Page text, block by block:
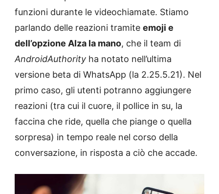
funzioni durante le videochiamate. Stiamo
parlando delle reazioni tramite emoji e
dell’opzione Alza la mano, che il team di
AndroidAuthority ha notato nell’ultima
versione beta di WhatsApp (la 2.25.5.21). Nel
primo caso, gli utenti potranno aggiungere
reazioni (tra cui il cuore, il pollice in su, la
faccina che ride, quella che piange o quella
sorpresa) in tempo reale nel corso della
conversazione, in risposta a ciò che accade.